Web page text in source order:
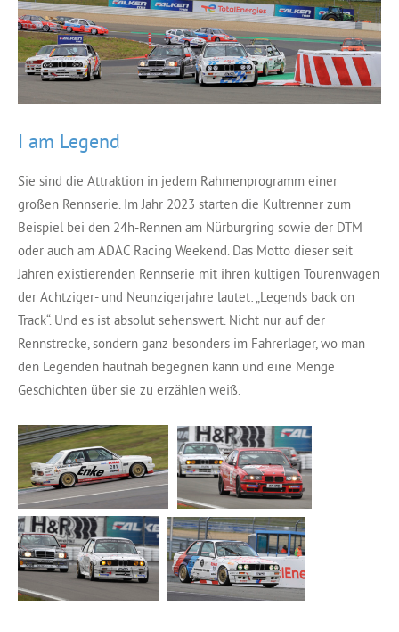
I am Legend
Sie sind die Attraktion in jedem Rahmenprogramm einer
großen Rennserie. Im Jahr 2023 starten die Kultrenner zum
Beispiel bei den 24h-Rennen am Nürburgring sowie der DTM
oder auch am ADAC Racing Weekend. Das Motto dieser seit
Jahren existierenden Rennserie mit ihren kultigen Tourenwagen
der Achtziger- und Neunzigerjahre lautet: „Legends back on
Track“. Und es ist absolut sehenswert. Nicht nur auf der
Rennstrecke, sondern ganz besonders im Fahrerlager, wo man
den Legenden hautnah begegnen kann und eine Menge
Geschichten über sie zu erzählen weiß.